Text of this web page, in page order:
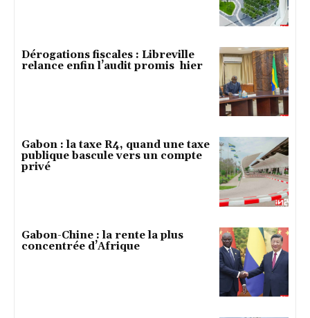
Dérogations fiscales : Libreville
relance enfin l’audit promis hier
Gabon : la taxe R4, quand une taxe
publique bascule vers un compte
privé
Gabon-Chine : la rente la plus
concentrée d’Afrique